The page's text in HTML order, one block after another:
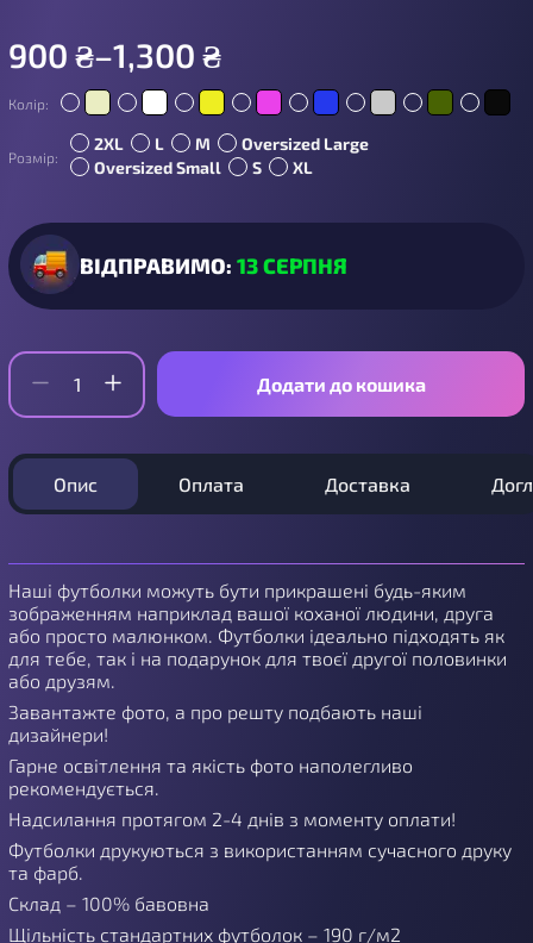
900 ₴–1,300 ₴
Колір:
Розмір:
2XL L M
Oversized Large
Oversized Small
S XL
ВІДПРАВИМО: 13 СЕРПНЯ
Додати до кошика
Опис Оплата Доставка
Наші футболки можуть бути прикрашені будь-яким
зображенням наприклад вашої коханої людини, друга
або просто малюнком. Футболки ідеально підходять як
для тебе, так і на подарунок для твоєї другої половинки
або друзям.
Завантажте фото, а про решту подбають наші
дизайнери!
Гарне освітлення та якість фото наполегливо
рекомендується.
Надсилання протягом 2-4 днів з моменту оплати!
Футболки друкуються з використанням сучасного друку
та фарб.
Склад – 100% бавовна
Щільність стандартних футболок – 190 г/м2